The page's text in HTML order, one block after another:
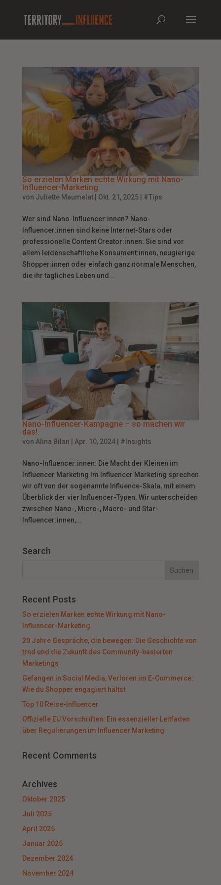
So erzielen Marken echte Wirkung mit Nano-
Influencer-Marketing
von Juliette Maumelat| Okt. 21, 2025| #Tips
Wer sind Nano-Influencer:innen? Nano-
Influencer:innen sind keine Internet-Stars oder
professionelle Content Creator:innen: Sie sind vor
allem leidenschaftliche Konsument:innen, neugierige
Shopper:innen oder einfach ganz normale Menschen,
die ihr tägliches Leben und...
Nano-Influencer-Kampagne – so machen wir
das!
von Alina Bilan Apr. 10, 2024| #Insights
Nano-Influencer:innen: Die Macht der Kleinen im
Influencer Marketing Im Influencer Marketing sprechen
wir oft von der sogenannte Influence-Skala, mit einem
Überblick der vier Influencer-Typen. Wir unterscheiden
zwischen Nano-, Micro-, Macro- und Star-
Influencer:innen,...
Search
Recent Posts
So erzielen Marken echte Wirkung mit Nano-
Influencer-Marketing
20 Jahre Gespräche, die bewegen: Die Geschichte von
trnd und die Zukunft des Community-basierten
Marketings
Gefangen in Social Media, Verloren im E-Commerce:
Wie du Shopper engagiert hältst
Top 10 Reise-Influencer
Offizielle EU Vorschriften: Ein essenzieller Leitfaden
über Regulierungen im Influencer Marketing
Recent Comments
Archives
Oktober 2025
Juli 2025
April 2025
Januar 2025
Dezember 2024
November 2024